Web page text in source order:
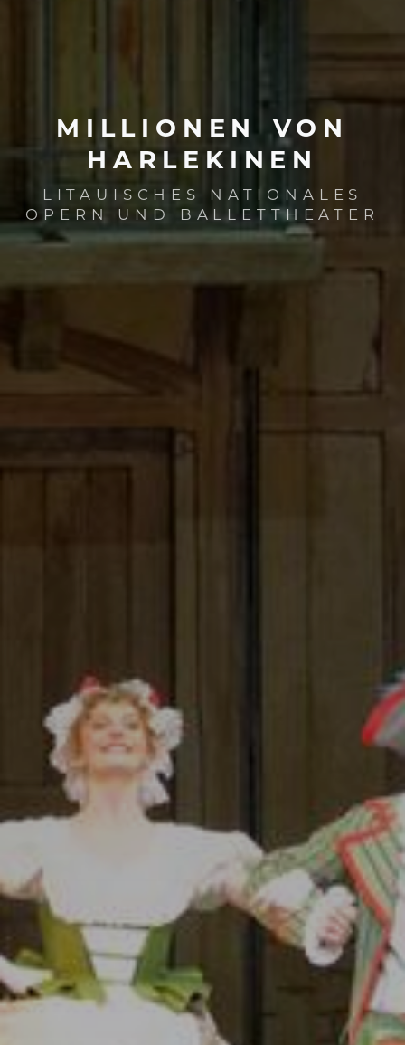
MILLIONEN
VON
HARLEKINEN
LITAUISCHES NATIONALES
OPERN UND BALLETTHEATER